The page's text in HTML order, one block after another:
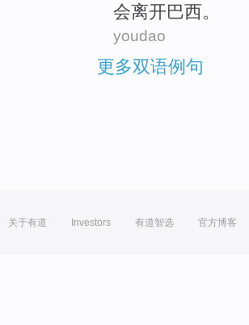
会离开巴西。
youdao
更多双语例句
关于有道 Investors 有道智选 官方博客